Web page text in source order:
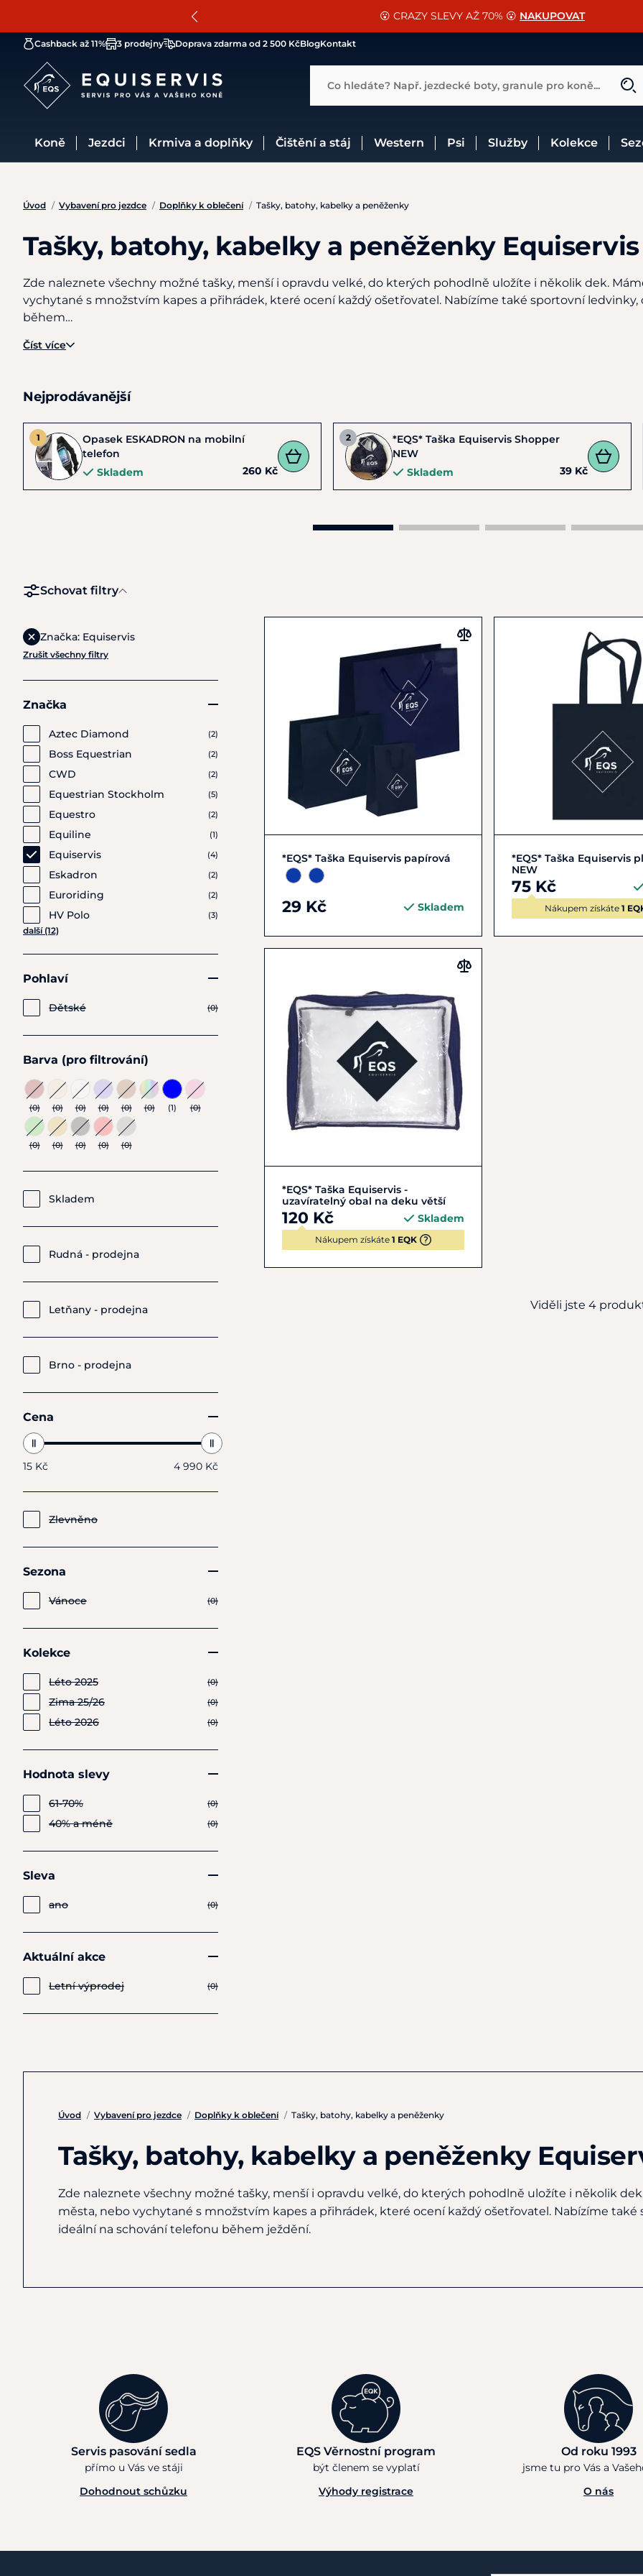
SLEVA 13% na vše od Cassini! CHCI SLEVU
😮 CRAZY SLEVY AŽ 70% 😮 NAKUPOVAT
📐Pasování a doplňky k vybraným sedlům ZDARMA 🐴
Cashback až 11% 3 prodejny Doprava zdarma od 2 500 KčBlogKontakt
Co hledáte? Např. jezdecké boty, granule pro koně...
Koně Jezdci Krmiva a doplňky Čištění a stáj Western Psi Služby Kolekce
Úvod / Vybavení pro jezdce / Doplňky k oblečení / Tašky, batohy, kabelky a peněženky
Tašky, batohy, kabelky a peněženky Equiservis
Zde naleznete všechny možné tašky, menší i opravdu velké, do kterých pohodlně uložíte i několik dek.
vychytané s množstvím kapes a přihrádek, které ocení každý ošetřovatel. Nabízíme také sportovní
během…
Číst více
Nejprodávanější
Opasek ESKADRON na mobilní
telefon
Skladem
260 Kč
*EQS* Taška Equiservis Shopper
NEW
Skladem
39 Kč
Schovat filtry
Značka: Equiservis
Zrušit všechny filtry
Značka
Aztec Diamond (2)
Boss Equestrian (2)
CWD (2)
Equestrian Stockholm (5)
Equestro (2)
Equiline (1)
Equiservis (4)
Eskadron (2)
Euroriding (2)
HV Polo (3)
další (12)
Pohlaví
Dětské (0)
Barva (pro filtrování)
(0) (0) (0) (0) (0) (0) (1) (0)
(0) (0) (0) (0) (0)
Skladem
Rudná - prodejna
Letňany - prodejna
Brno - prodejna
Cena
15 Kč 4 990 Kč
Zlevněno
Sezona
Vánoce (0)
Kolekce
Léto 2025 (0)
Zima 25/26 (0)
Léto 2026 (0)
Hodnota slevy
61-70% (0)
40% a méně (0)
Sleva
ano (0)
Aktuální akce
Letní výprodej (0)
Zobrazit detail
*EQS* Taška Equiservis papírová
29 Kč Skladem
Do košíku
*EQS* Taška Equiservis
NEW
75 Kč
Nákupem získáte 1
Do košíku
*EQS* Taška Equiservis -
uzavíratelný obal na deku větší
120 Kč Skladem
Nákupem získáte 1 EQK
Viděli jste 4
Úvod / Vybavení pro jezdce / Doplňky k oblečení / Tašky, batohy, kabelky a peněženky
Tašky, batohy, kabelky a peněženky
Zde naleznete všechny možné tašky, menší i opravdu velké, do kterých pohodlně uložíte i několik
města, nebo vychytané s množstvím kapes a přihrádek, které ocení každý ošetřovatel. Nabízíme
ideální na schování telefonu během ježdění.
Servis pasování sedla
přímo u Vás ve stáji
Dohodnout schůzku
EQS Věrnostní program
být členem se vyplatí
Výhody registrace
Od roku 1993
jsme tu pro Vás a
O nás